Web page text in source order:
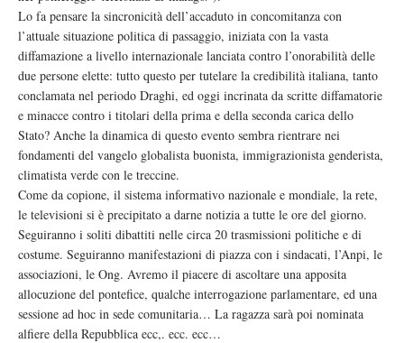
Lo fa pensare la sincronicità dell’accaduto in concomitanza con
l’attuale situazione politica di passaggio, iniziata con la vasta
diffamazione a livello internazionale lanciata contro l’onorabilità delle
due persone elette: tutto questo per tutelare la credibilità italiana, tanto
conclamata nel periodo Draghi, ed oggi incrinata da scritte diffamatorie
e minacce contro i titolari della prima e della seconda carica dello
Stato? Anche la dinamica di questo evento sembra rientrare nei
fondamenti del vangelo globalista buonista, immigrazionista genderista,
climatista verde con le treccine.
Come da copione, il sistema informativo nazionale e mondiale, la rete,
le televisioni si è precipitato a darne notizia a tutte le ore del giorno.
Seguiranno i soliti dibattiti nelle circa 20 trasmissioni politiche e di
costume. Seguiranno manifestazioni di piazza con i sindacati, l’Anpi, le
associazioni, le Ong. Avremo il piacere di ascoltare una apposita
allocuzione del pontefice, qualche interrogazione parlamentare, ed una
sessione ad hoc in sede comunitaria… La ragazza sarà poi nominata
alfiere della Repubblica ecc,. ecc. ecc…